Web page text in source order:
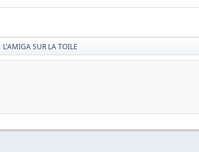
L'AMIGA SUR LA TOILE